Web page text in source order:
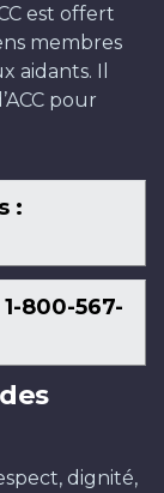
est offert
membres
aidants. Il
pour
:
800-567-
dignité,